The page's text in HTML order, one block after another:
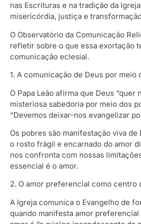
nas Escrituras e na tradição da
misericórdia, justiça e
O Observatório da Comunicação
refletir sobre o que essa exortação
comunicação eclesial.
1. A comunicação de Deus por meio
O Papa Leão afirma que Deus “quer
misteriosa sabedoria por meio dos
“Devemos deixar-nos evangelizar
Os pobres são manifestação viva
o rosto frágil e encarnado do amor
nos confronta com nossas
essencial é o amor.
2. O amor preferencial como centro
A Igreja comunica o Evangelho de
quando manifesta amor preferencial